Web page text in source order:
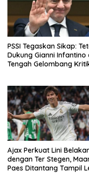
PSSI Tegaskan Sikap:
Dukung Gianni Infantino
Tengah Gelombang
Ajax Perkuat Lini
dengan Ter Stegen,
Paes Ditantang Tampil